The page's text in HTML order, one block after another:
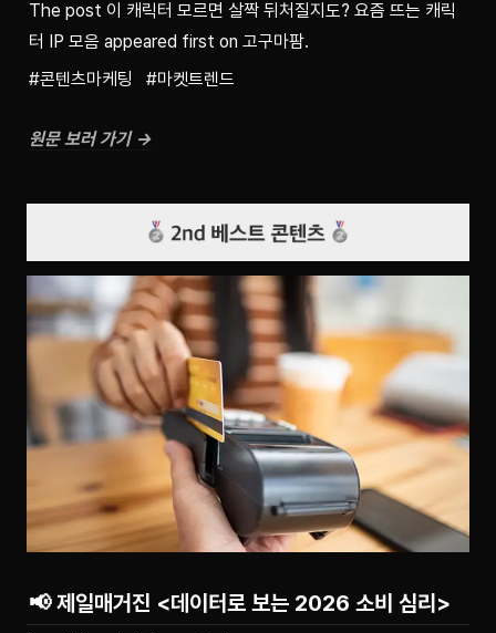
The post 이 캐릭터 모르면 살짝 뒤처질지도? 요즘 뜨는 캐릭
터 IP 모음 appeared first on 고구마팜.
#콘텐츠마케팅   #마켓트렌드
원문 보러 가기 →
📢 제일매거진 <데이터로 보는 2026 소비 심리>